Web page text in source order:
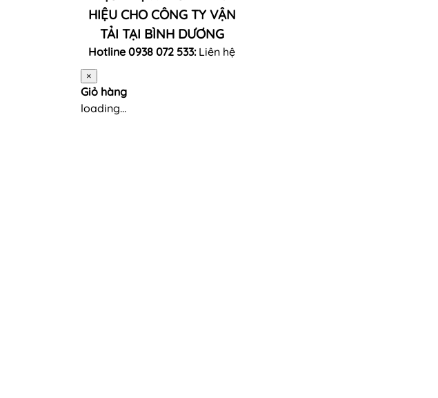
HIỆU CHO CÔNG TY VẬN
TẢI TẠI BÌNH DƯƠNG
Hotline 0938 072 533: Liên hệ
×
Giỏ hàng
loading...